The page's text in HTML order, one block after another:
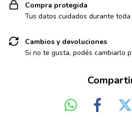
Compra protegida
Tus datos cuidados durante toda
Cambios y devoluciones
Si no te gusta, podés cambiarlo